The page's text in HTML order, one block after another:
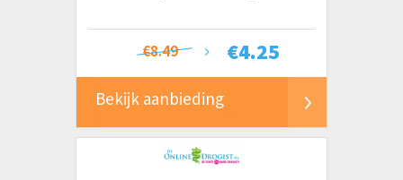
€4.25
€8.49
Bekijk aanbieding